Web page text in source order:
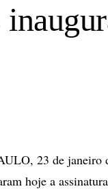
23 de janeiro
hoje a